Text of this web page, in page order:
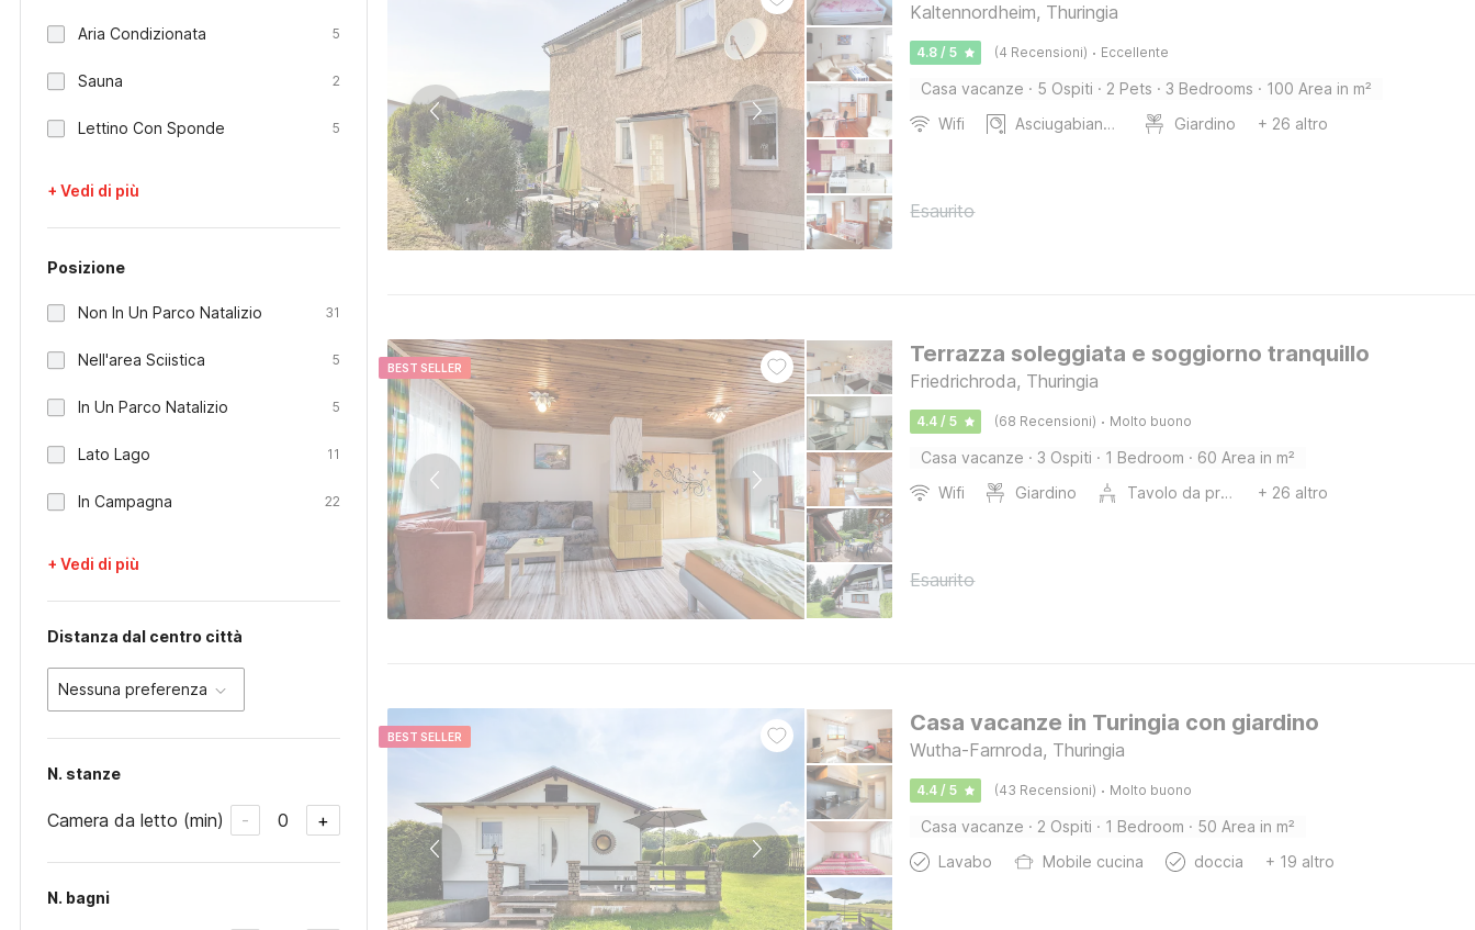
Aria Condizionata 5
Sauna 2
Lettino Con Sponde 5
+ Vedi di più
Posizione
Non In Un Parco Natalizio 31
Nell'area Sciistica 5
In Un Parco Natalizio 5
Lato Lago 11
In Campagna 22
+ Vedi di più
Distanza dal centro città
Nessuna preferenza
N. stanze
Camera da letto (min) - 0 +
N. bagni
Kaltennordheim, Thuringia
4.8 / 5 (4 Recensioni) · Eccellente
Casa vacanze · 5 Ospiti · 2 Pets · 3 Bedrooms · 100 Area in m²
Wifi
Asciugabiancheria Giardino + 26 altro
Esaurito
BEST SELLER
Terrazza soleggiata e soggiorno tranquillo
Friedrichroda, Thuringia
4.4 / 5 (68 Recensioni) · Molto buono
Casa vacanze · 3 Ospiti · 1 Bedroom · 60 Area in m²
Wifi
Giardino Tavolo da pranzo + 26 altro
Esaurito
BEST SELLER
Casa vacanze in Turingia con giardino
Wutha-Farnroda, Thuringia
4.4 / 5 (43 Recensioni) · Molto buono
Casa vacanze · 2 Ospiti · 1 Bedroom · 50 Area in m²
Lavabo
Mobile cucina doccia + 19 altro